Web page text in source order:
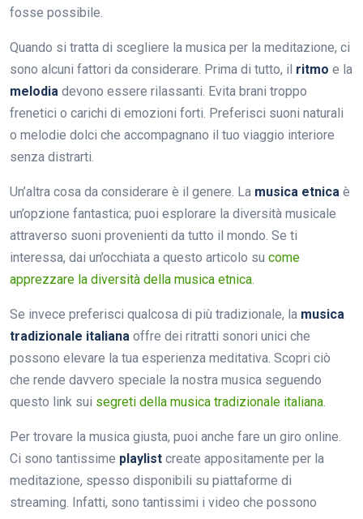
fosse possibile.
Quando si tratta di scegliere la musica per la meditazione, ci
sono alcuni fattori da considerare. Prima di tutto, il ritmo e la
melodia devono essere rilassanti. Evita brani troppo
frenetici o carichi di emozioni forti. Preferisci suoni naturali
o melodie dolci che accompagnano il tuo viaggio interiore
senza distrarti.
Un’altra cosa da considerare è il genere. La musica etnica è
un’opzione fantastica; puoi esplorare la diversità musicale
attraverso suoni provenienti da tutto il mondo. Se ti
interessa, dai un’occhiata a questo articolo su come
apprezzare la diversità della musica etnica.
Se invece preferisci qualcosa di più tradizionale, la musica
tradizionale italiana offre dei ritratti sonori unici che
possono elevare la tua esperienza meditativa. Scopri ciò
che rende davvero speciale la nostra musica seguendo
questo link sui segreti della musica tradizionale italiana.
Per trovare la musica giusta, puoi anche fare un giro online.
Ci sono tantissime playlist create appositamente per la
meditazione, spesso disponibili su piattaforme di
streaming. Infatti, sono tantissimi i video che possono